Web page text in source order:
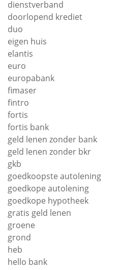
dienstverband
doorlopend krediet
duo
eigen huis
elantis
euro
europabank
fimaser
fintro
fortis
fortis bank
geld lenen zonder bank
geld lenen zonder bkr
gkb
goedkoopste autolening
goedkope autolening
goedkope hypotheek
gratis geld lenen
groene
grond
heb
hello bank